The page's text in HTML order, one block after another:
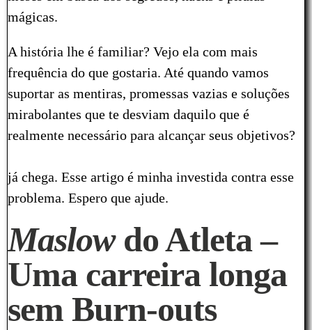
mágicas.
A história lhe é familiar? Vejo ela com mais
frequência do que gostaria. Até quando vamos
suportar as mentiras, promessas vazias e soluções
mirabolantes que te desviam daquilo que é
realmente necessário para alcançar seus objetivos?
já chega. Esse artigo é minha investida contra esse
problema. Espero que ajude.
Maslow do Atleta –
Uma carreira longa
sem Burn-outs